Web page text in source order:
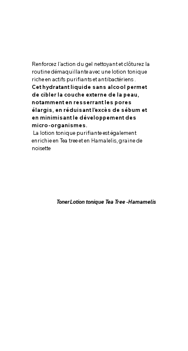
Renforcez l'action du gel nettoyant et clôturez la
routine démaquillante avec une lotion tonique
riche en actifs purifiants et antibactériens .
Cet hydratant liquide sans alcool permet
de cibler la couche externe de la peau,
notamment en resserrant les pores
élargis, en réduisant l'excès de sébum et
en minimisant le développement des
micro-organismes.
La lotion tonique purifiante est également
enrichie en Tea tree et en Hamalelis, graine de
noisette
TonerLotion tonique Tea Tree -Hamamelis